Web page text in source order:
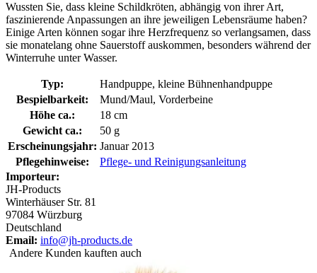
Wussten Sie, dass kleine Schildkröten, abhängig von ihrer Art,
faszinierende Anpassungen an ihre jeweiligen Lebensräume haben?
Einige Arten können sogar ihre Herzfrequenz so verlangsamen, dass
sie monatelang ohne Sauerstoff auskommen, besonders während der
Winterruhe unter Wasser.
Typ:
Handpuppe, kleine Bühnenhandpuppe
Bespielbarkeit:
Mund/Maul, Vorderbeine
Höhe ca.:
18 cm
Gewicht ca.:
50 g
Erscheinungsjahr: Januar 2013
Pflegehinweise:
Pflege- und Reinigungsanleitung
Importeur:
JH-Products
Winterhäuser Str. 81
97084 Würzburg
Deutschland
Email: info@jh-products.de
Andere Kunden kauften auch